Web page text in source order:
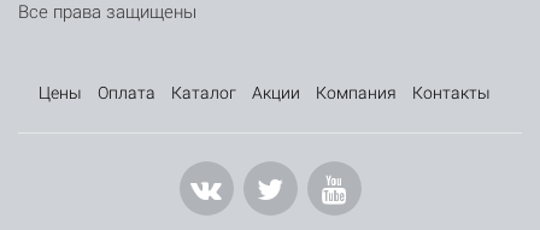
Все права защищены
Цены Оплата Каталог Акции Компания Контакты